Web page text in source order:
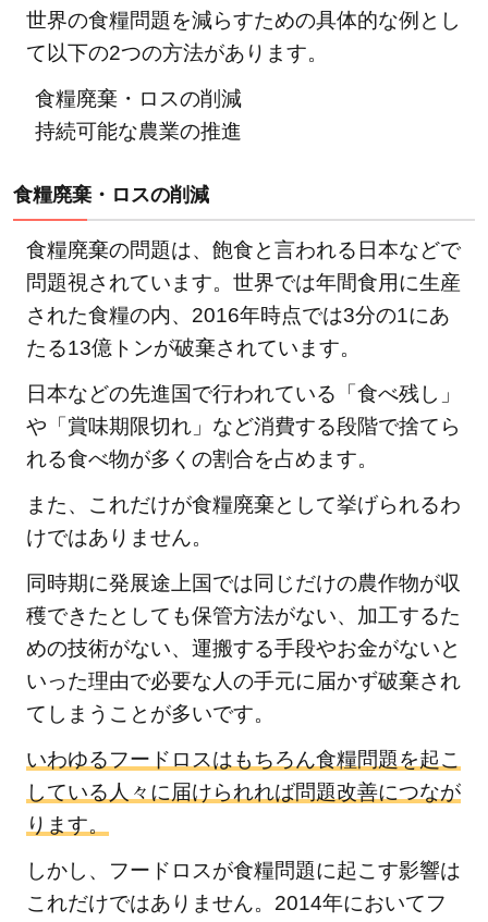
法人
グッ
ーバ
ー
ジャ
パ
ン：
海外
と国
内で
子ど
も達
のこ
ころ
体を
守る
NGO
6
様々
な要
因か
る食
糧問
題、
は現
実に
世界の食糧問題を減らすための具体的な例とし
て以下の2つの方法があります。
食糧廃棄・ロスの削減
持続可能な農業の推進
食糧廃棄・ロスの削減
食糧廃棄の問題は、飽食と言われる日本などで
問題視されています。世界では年間食用に生産
された食糧の内、2016年時点では3分の1にあ
たる13億トンが破棄されています。
日本などの先進国で行われている「食べ残し」
や「賞味期限切れ」など消費する段階で捨てら
れる食べ物が多くの割合を占めます。
また、これだけが食糧廃棄として挙げられるわ
けではありません。
同時期に発展途上国では同じだけの農作物が収
穫できたとしても保管方法がない、加工するた
めの技術がない、運搬する手段やお金がないと
いった理由で必要な人の手元に届かず破棄され
てしまうことが多いです。
いわゆるフードロスはもちろん食糧問題を起こ
している人々に届けられれば問題改善につなが
ります。
しかし、フードロスが食糧問題に起こす影響は
これだけではありません。2014年においてフ